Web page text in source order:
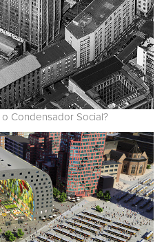
o Condensador Social?